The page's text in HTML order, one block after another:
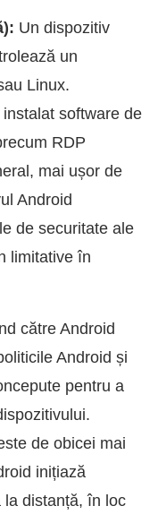
Un dispozitiv
un
Linux.
software de
RDP
mai ușor de
Android
de securitate ale
limitative în
către Android
Android și
pentru a
de obicei mai
inițiază
la distanță, în loc